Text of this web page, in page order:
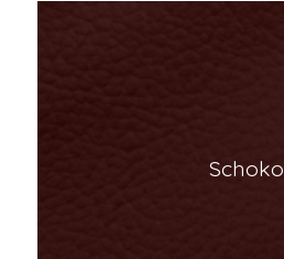
Schoko